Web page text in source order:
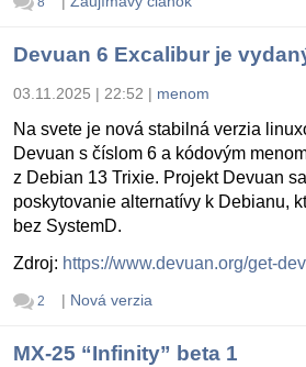
Devuan 6 Excalibur je
03.11.2025 | 22:52 | menom
Na svete je nová stabilná verzia
Devuan s číslom 6 a kódovým
z Debian 13 Trixie. Projekt Devuan
poskytovanie alternatívy k Debianu,
bez SystemD.
Zdroj: https://www.devuan.org/get-
2 | Nová verzia
MX-25 “Infinity” beta 1